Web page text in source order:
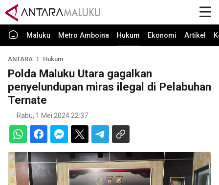
Maluku Metro Amboina Hukum Ekonomi Artikel
ANTARA Hukum
Polda Maluku Utara gagalkan
penyelundupan miras ilegal di Pelabuhan
Ternate
Rabu, 1 Mei 2024 22:37